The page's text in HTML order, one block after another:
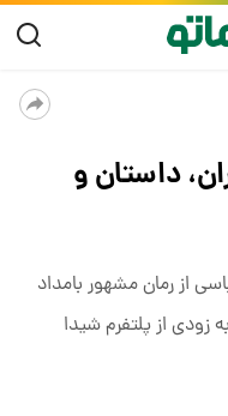
داستان و
از رمان مشهور بامداد
زودی از پلتفرم شیدا